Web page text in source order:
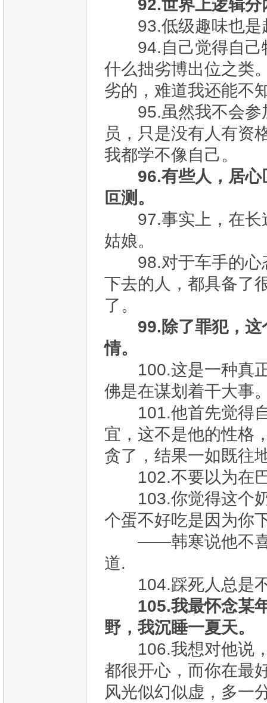
92.世界上逻辑
93.低级趣味也是
94.自己觉得自己
什么拙劣博出位之类
劣的，难道我还能不
95.虽然我不会参
员，只是没有人有资
我都学不像自己。
96.有些人，居
叵测。
97.事实上，在长
姑娘。
98.对于车手的心
下去的人，都具备了
了。
99.除了罪犯，
情。
100.这是一种真正
佛是在谋划着干大事
101.他首先觉得自
宜，这不是他的性格
贪了，结果一如既往
102.不要以为在巴
103.你觉得这个奶
个蛋不好吃是因为你
——韩寒说他不喜
道.
104.踩死人总是
105.我最怀念某
野，我沉睡一夏天。
106.我想对他说
都很开心，而你在最
风光似幻似虚，多一